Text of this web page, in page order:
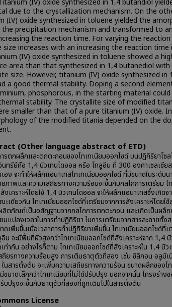
(IV) oxide synthesized in 1,4 butandiol
due to the crystallization mechanism. On the
(IV) oxide synthesized in toluene yielded the
precipitation mechanism and transformed to
the reaction time. For varying the
increases with an increasing the reaction time
(IV) oxide synthesized in toluene showed a
area than that synthesized in 1,4 butanediol
size. However, titanium (IV) oxide synthesized in
a good thermal stability. Doping a second
phosphorous, in the starting material could
stability. The crystallite size of modified
smaller than that of a pure titanium (IV) oxide. In
of the modified titania depended on the
(Other language abstract of ETD)
รตกผลึกและตกตะกอนของไทเทเนียมออกไซด์ บนปฏิกิริยาโซล
ทรีย์คือ 1,4 บิวเทนไดออล หรือ โทลูอีน ที่ 300 องศาเซลเซีย
อง จะทำให้ผลึกแอนาเทสไทเทเนียมออกไซด์ ที่มีขนาดในระดับน
าพและความเสถียรทางความร้อนจะขึ้นกับกลไกการเตรียม ไ
งเคราะห์โดยใช้ 1,4 บิวเทนไดออล จะให้ผลึกแอนาเทสซึ่งเกิดจ
เดียวกัน ไทเทเนียมออกไซด์ที่เตรียมจากการสังเคราะห์โดยใช้
ลิตภัณฑ์เป็นอสัญฐานจากกลไกการตกตะกอน และเกิดเป็นผลึ
นแปลงเวลาในการทำปฏิกิริยา ในการเตรียมจากสารละลายทั้ง
ดเพิ่มขึ้นเมื่อเวลาการทำปฏิกิริยาเพิ่มขึ้น ไทเทเนียมออกไซด์ที่
อีน จะมีพื้นที่ผิวสูงกว่าไทเทเนียมออกไซด์ที่สังเคราะห์จาก 1,4
ากัน อย่างไรก็ตาม ไทเทเนียมออกไซด์ที่สังเคราะห์ใน 1,4 บิว
ถียรทางความร้อนสูง การเติมธาตุตัวที่สอง เช่น ซิลิกอน อลูมิเ
สารตั้งต้น จะเพิ่มความเสถียรทางความร้อน ขนาดผลึกของไ
นาดเล็กกว่าไทเทเนียมที่ไม่ได้ปรับปรุง นอกจากนั้น โครงร่าง
บปรุงจะขึ้นกับธาตุตัวที่สองที่ถูกเติมไปในสารตั้งต้น
License